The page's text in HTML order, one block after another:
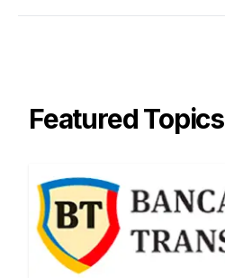
Featured Topics